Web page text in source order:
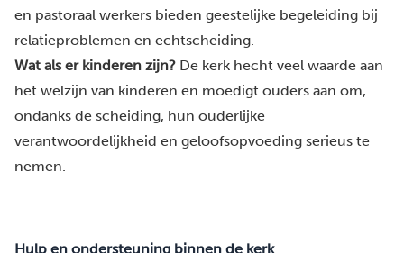
en pastoraal werkers bieden geestelijke begeleiding bij
relatieproblemen en echtscheiding.
Wat als er kinderen zijn? De kerk hecht veel waarde aan
het welzijn van kinderen en moedigt ouders aan om,
ondanks de scheiding, hun ouderlijke
verantwoordelijkheid en geloofsopvoeding serieus te
nemen.
Hulp en ondersteuning binnen de kerk